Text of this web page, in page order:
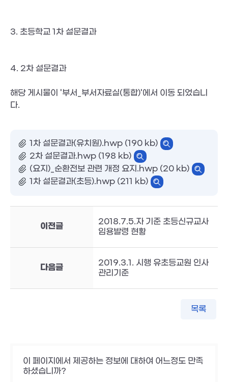
3. 초등학교 1차 설문결과
4. 2차 설문결과
해당 게시물이 '부서_부서자료실(통합)'에서 이동 되었습니
다.
1차 설문결과(유치원).hwp (190 kb)
2차 설문결과.hwp (198 kb)
(요지)_순환전보 관련 개정 요지.hwp (20 kb)
1차 설문결과(초등).hwp (211 kb)
이전글
2018.7.5.자 기준 초등신규교사
임용발령 현황
다음글
2019.3.1. 시행 유초등교원 인사
관리기준
목록
이 페이지에서 제공하는 정보에 대하여 어느정도 만족
하셨습니까?